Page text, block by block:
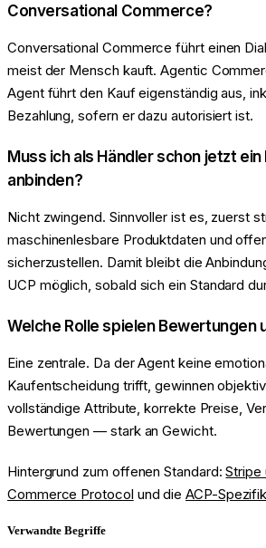
Conversational Commerce?
Conversational Commerce führt einen
meist der Mensch kauft. Agentic
Agent führt den Kauf eigenständig aus,
Bezahlung, sofern er dazu autorisiert ist.
Muss ich als Händler schon jetzt
anbinden?
Nicht zwingend. Sinnvoller ist es, zuerst
maschinenlesbare Produktdaten und
sicherzustellen. Damit bleibt die
UCP möglich, sobald sich ein Standard
Welche Rolle spielen Bewertungen
Eine zentrale. Da der Agent keine
Kaufentscheidung trifft, gewinnen
vollständige Attribute, korrekte Preise,
Bewertungen — stark an Gewicht.
Hintergrund zum offenen Standard:Stripe
Commerce Protocol und dieACP-
Verwandte Begriffe